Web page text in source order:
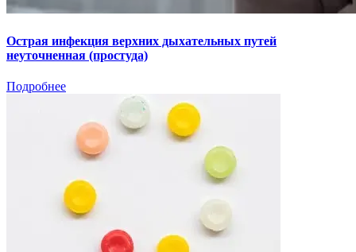
Острая инфекция верхних дыхательных путей
неуточненная (простуда)
Подробнее